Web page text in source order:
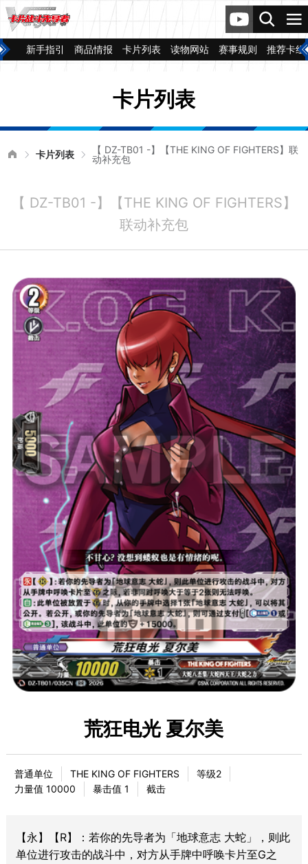
新手指引 商品情报 卡片列表 读物网站 赛事规则 推荐卡组
卡片列表
卡片列表
【 DZ-TB01 -】【THE KING OF FIGHTERS】联
动补充包
【 DZ-TB01 -】【THE KING OF FIGHTERS】
联动补充包
荒狂电光 夏尔美
普通单位 THE KING OF FIGHTERS
等级2
力量值 10000
暴击值 1 截击
【永】【R】：若你的先导者为「地球意志 大蛇」，则此
单位进行攻击的战斗中，对方从手牌中呼唤卡片至G之